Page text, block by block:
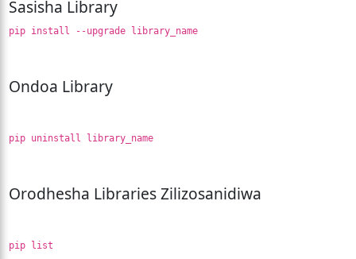
Sasisha Library
pip install --upgrade library_name
Ondoa Library
pip uninstall library_name
Orodhesha Libraries Zilizosanidiwa
pip list